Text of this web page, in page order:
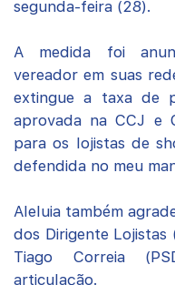
segunda-feira (28).
A medida foi
vereador em suas
extingue a taxa de
aprovada na CCJ e
para os lojistas de
defendida no meu
Aleluia também
dos Dirigente
Tiago Correia
articulação.